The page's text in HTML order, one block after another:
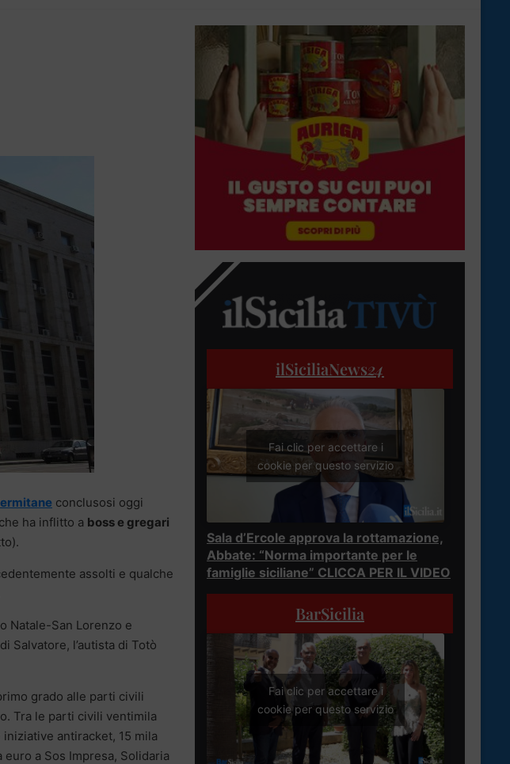
conclusosi oggi
che ha inflitto a boss e gregari
assolti e qualche
Natale-San Lorenzo e
Salvatore, l’autista di Totò
grado alle parti civili
Tra le parti civili ventimila
antiracket, 15 mila
a Sos Impresa, Solidaria
ilSiciliaNews24
Fai clic per accettare i
cookie per questo servizio
Sala d’Ercole approva la rottamazione,
Abbate: “Norma importante per le
famiglie siciliane” CLICCA PER IL VIDEO
BarSicilia
Fai clic per accettare i
cookie per questo servizio